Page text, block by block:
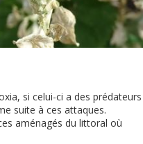
si celui-ci a des prédateurs
suite à ces attaques.
aménagés du littoral où